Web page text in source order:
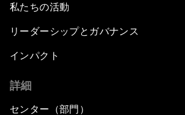
私たちの活動
リーダーシップとガバナンス
インパクト
詳細
センター（部門）